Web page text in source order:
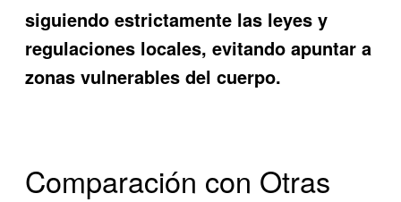
siguiendo estrictamente las leyes y
regulaciones locales, evitando apuntar a
zonas vulnerables del cuerpo.
Comparación con Otras